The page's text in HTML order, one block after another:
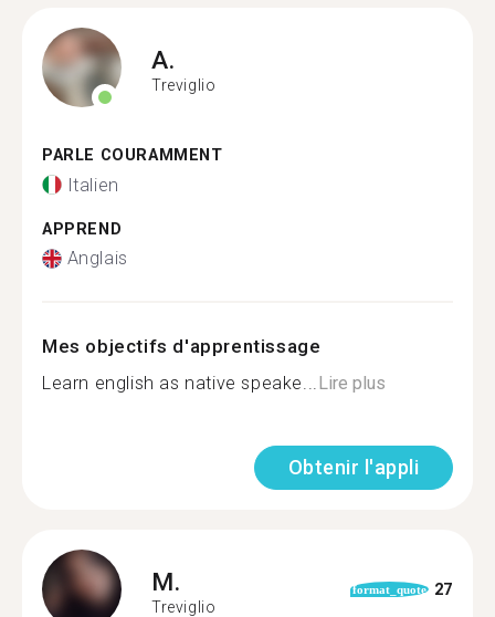
A.
Treviglio
PARLE COURAMMENT
Italien
APPREND
Anglais
Mes objectifs d'apprentissage
Learn english as native speake...Lire plus
Obtenir l'appli
M.
Treviglio
format_quote 27